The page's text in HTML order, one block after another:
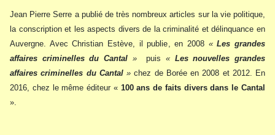
Jean Pierre Serre a publié de très nombreux articles sur la vie politique,
la conscription et les aspects divers de la criminalité et délinquance en
Auvergne. Avec Christian Estève, il publie, en 2008 «Les grandes
affaires criminelles du Cantal » puis « Les nouvelles grandes
affaires criminelles du Cantal»chez de Borée en 2008 et 2012. En
2016, chez le même éditeur «100 ans de faits divers dans le Cantal
».